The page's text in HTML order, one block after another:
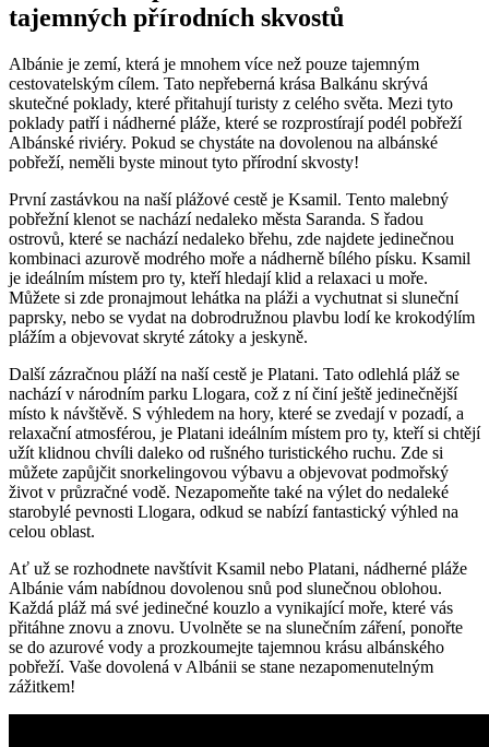
tajemných přírodních​ skvostů
Albánie⁣ je zemí, která je mnohem‍ více⁢ než pouze tajemným
⁢cestovatelským cílem. Tato nepřeberná krása Balkánu skrývá
skutečné​ poklady, které přitahují turisty z‍ celého světa.​ Mezi⁣ tyto ​
poklady patří i nádherné pláže, ‌které se rozprostírají podél pobřeží
Albánské riviéry. Pokud se⁣ chystáte na dovolenou na albánské
⁣pobřeží, neměli ‌byste minout tyto přírodní skvosty!
První⁤ zastávkou‍ na​ naší plážové ‌cestě je Ksamil.⁣ Tento malebný
pobřežní klenot se nachází nedaleko města ‌Saranda. ​S řadou
ostrovů, které se ⁤nachází⁣ nedaleko břehu, zde najdete jedinečnou
kombinaci azurově modrého moře‍ a nádherně ⁤bílého písku. Ksamil
je ⁢ideálním ⁣místem pro ty,​ kteří ⁣hledají​ klid a relaxaci u moře.
Můžete si zde⁣ pronajmout lehátka na pláži⁣ a ‌vychutnat ⁤si sluneční
paprsky,​ nebo​ se ​vydat na dobrodružnou plavbu lodí ke krokodýlím
plážím a objevovat skryté‍ zátoky a jeskyně.
Další zázračnou pláží na naší cestě je Platani. Tato odlehlá ⁢pláž se
⁢nachází v národním parku Llogara,​ což ‍z ní‌ činí ⁤ještě⁤ jedinečnější
místo⁢ k návštěvě. S výhledem na hory, které ‍se zvedají v⁤ pozadí, a
relaxační atmosférou, je Platani ideálním místem pro‌ ty,⁤ kteří ​si chtějí
užít⁣ klidnou chvíli daleko od‌ rušného turistického ⁤ruchu.⁤ Zde si
můžete zapůjčit snorkelingovou výbavu ⁢a‌ objevovat podmořský
⁣život v průzračné vodě. Nezapomeňte také na výlet do nedaleké
starobylé‍ pevnosti Llogara, ⁣odkud⁤ se​ nabízí fantastický ⁤výhled na
⁤celou oblast.
Ať⁢ už se rozhodnete navštívit Ksamil​ nebo Platani, ‍nádherné pláže
⁢Albánie vám nabídnou⁤ dovolenou‍ snů pod⁢ slunečnou​ oblohou.
Každá pláž má​ své jedinečné⁤ kouzlo a vynikající moře, které vás
přitáhne ⁤znovu a znovu. Uvolněte se na slunečním záření, ponořte
se‌ do azurové ‌vody a prozkoumejte tajemnou‍ krásu albánského
pobřeží. Vaše dovolená v Albánii se⁤ stane nezapomenutelným
zážitkem!